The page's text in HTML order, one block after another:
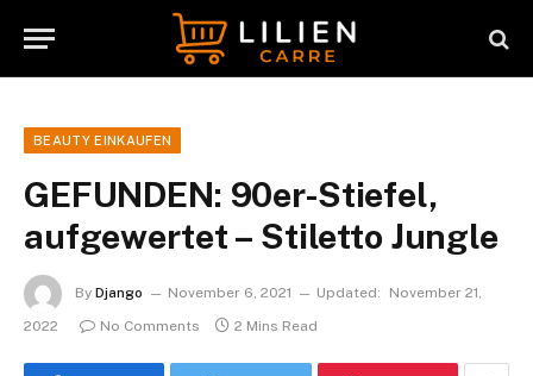
BEAUTY EINKAUFEN
GEFUNDEN: 90er-Stiefel,
aufgewertet – Stiletto Jungle
By Django November 6, 2021 Updated:
November 21,
2022
No Comments 2 Mins Read